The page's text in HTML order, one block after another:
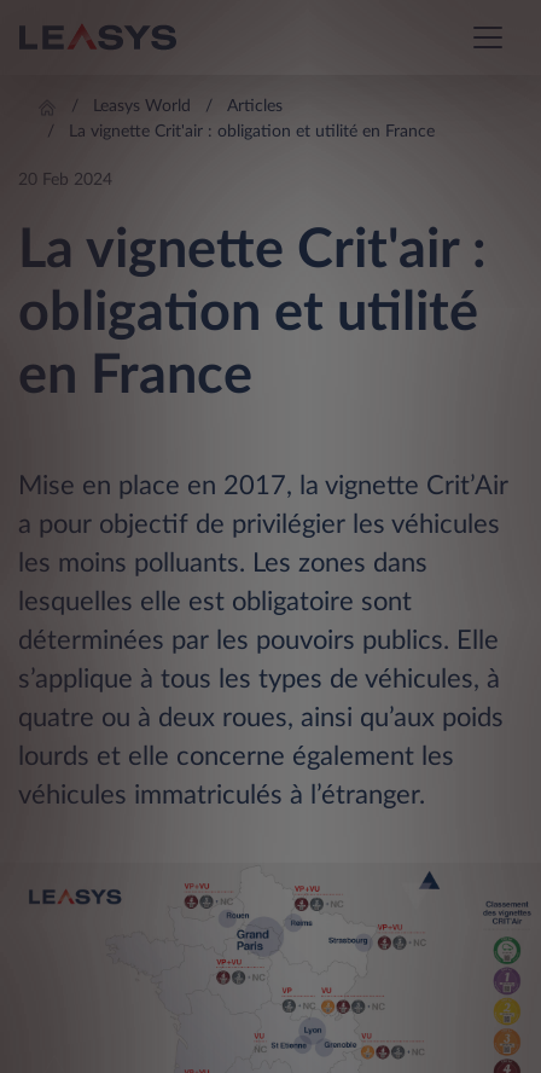
Leasys World
Articles
La vignette Crit'air : obligation et utilité en France
20 Feb 2024
La vignette Crit'air :
obligation et utilité
en France
Mise en place en 2017, la vignette Crit’Air
a pour objectif de privilégier les véhicules
les moins polluants. Les zones dans
lesquelles elle est obligatoire sont
déterminées par les pouvoirs publics. Elle
s’applique à tous les types de véhicules, à
quatre ou à deux roues, ainsi qu’aux poids
lourds et elle concerne également les
véhicules immatriculés à l’étranger.